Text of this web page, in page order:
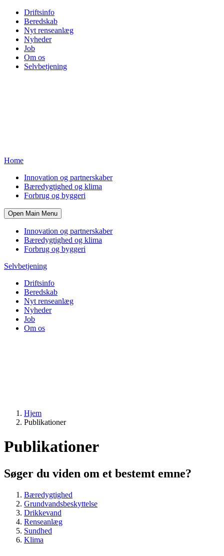
Driftsinfo
Beredskab
Nyt renseanlæg
Nyheder
Job
Om os
Selvbetjening
Home
Innovation og partnerskaber
Bæredygtighed og klima
Forbrug og byggeri
Open Main Menu
Innovation og partnerskaber
Bæredygtighed og klima
Forbrug og byggeri
Selvbetjening
Driftsinfo
Beredskab
Nyt renseanlæg
Nyheder
Job
Om os
Hjem
Publikationer
Publikationer
Søger du viden om et bestemt emne?
Bæredygtighed
Grundvandsbeskyttelse
Drikkevand
Renseanlæg
Sundhed
Klima